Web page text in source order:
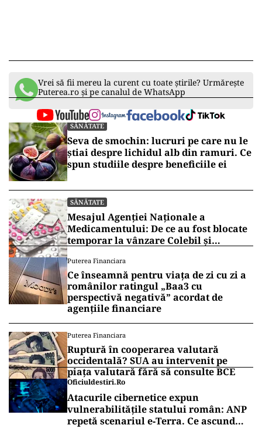
Vrei să fii mereu la curent cu toate știrile? Urmărește
Puterea.ro și pe canalul de WhatsApp
SĂNĂTATE
Seva de smochin: lucruri pe care nu le
știai despre lichidul alb din ramuri. Ce
spun studiile despre beneficiile ei
SĂNĂTATE
Mesajul Agenției Naționale a
Medicamentului: De ce au fost blocate
temporar la vânzare Colebil și
Puterea Financiara
Ce înseamnă pentru viața de zi cu zi a
românilor ratingul „Baa3 cu
perspectivă negativă” acordat de
agențiile financiare
Puterea Financiara
Ruptură în cooperarea valutară
occidentală? SUA au intervenit pe
piața valutară fără să consulte BCE
Oficiuldestiri.ro
Atacurile cibernetice expun
vulnerabilitățile statului român: ANP
repetă scenariul e‑Terra. Ce ascund